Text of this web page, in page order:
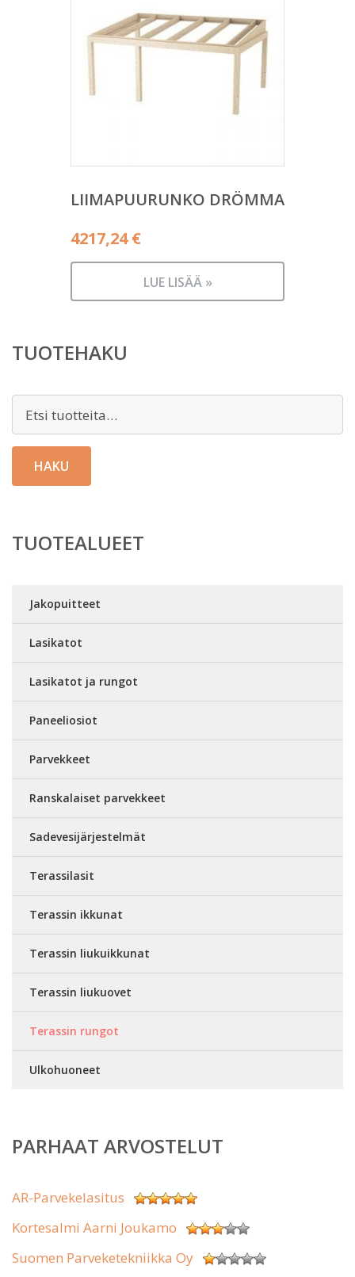
LIIMAPUURUNKO DRÖMMA
4217,24€
LUE LISÄÄ »
TUOTEHAKU
HAKU
TUOTEALUEET
Jakopuitteet
Lasikatot
Lasikatot ja rungot
Paneeliosiot
Parvekkeet
Ranskalaiset parvekkeet
Sadevesijärjestelmät
Terassilasit
Terassin ikkunat
Terassin liukuikkunat
Terassin liukuovet
Terassin rungot
Ulkohuoneet
PARHAAT ARVOSTELUT
AR-Parvekelasitus
Kortesalmi Aarni Joukamo
Suomen Parveketekniikka Oy